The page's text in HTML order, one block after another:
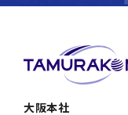
大阪本社